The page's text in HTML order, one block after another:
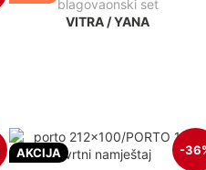
blagovaonski set
VITRA / YANA
AKCIJA -